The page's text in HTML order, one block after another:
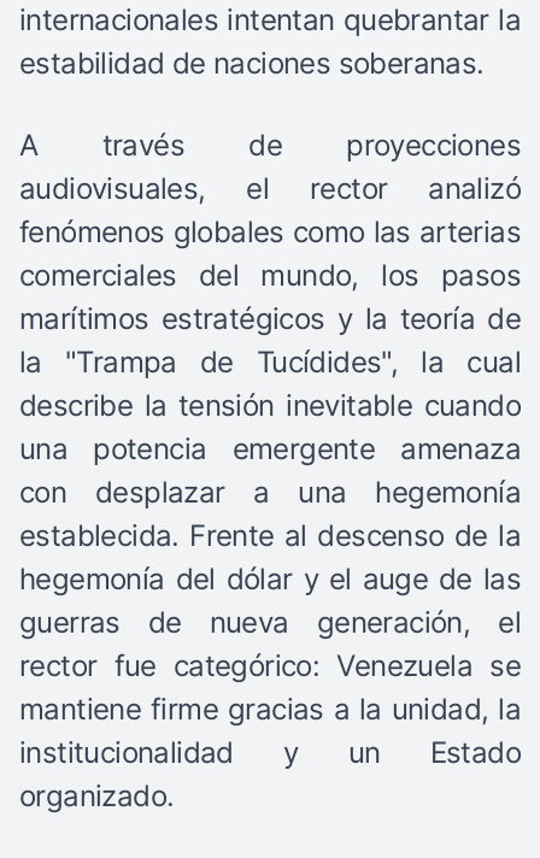
internacionales intentan quebrantar la
estabilidad de naciones soberanas.
A través de proyecciones
audiovisuales, el rector analizó
fenómenos globales como las arterias
comerciales del mundo, los pasos
marítimos estratégicos y la teoría de
la "Trampa de Tucídides", la cual
describe la tensión inevitable cuando
una potencia emergente amenaza
con desplazar a una hegemonía
establecida. Frente al descenso de la
hegemonía del dólar y el auge de las
guerras de nueva generación, el
rector fue categórico: Venezuela se
mantiene firme gracias a la unidad, la
institucionalidad y un Estado
organizado.